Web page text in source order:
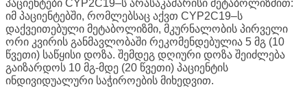
პაციენტები CYP2C19–ს არასაკამარისი მეტაბოლიზმით:
იმ პაციენტებში, რომლებსაც აქვთ CYP2C19–ს
დაქვეითებული მეტაბოლიზმი, მკურნალობის პირველი
ორი კვირის განმავლობაში რეკომენდებულია 5 მგ (10
წვეთი) საწყისი დოზა. შემდეგ დღიური დოზა შეიძლება
გაიზარდოს 10 მგ-მდე (20 წვეთი) პაციენტის
ინდივიდუალური საჭიროების მიხედვით.